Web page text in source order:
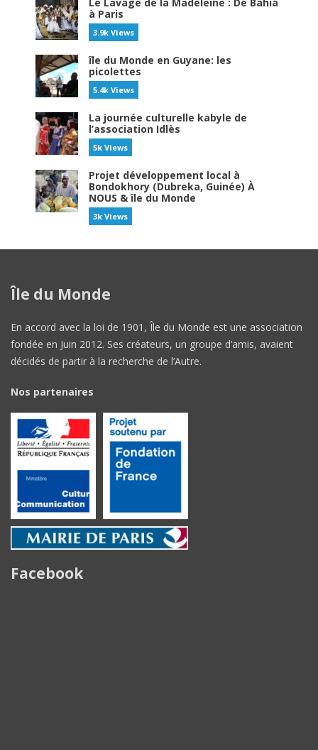
à Paris
3.9k Views
île du Monde en Guyane: les
picolettes
5.4k Views
La journée culturelle kabyle de
l’association Idlès
5k Views
Projet développement local à
Bondokhory (Dubreka, Guinée) À
NOUS & île du Monde
3k Views
Île du Monde
En accord avec la loi de 1901, Île du Monde est une association
fondée en Juin 2012. Ses créateurs, un groupe d’amis, avaient
décidés de partir à la recherche de l’Autre.
Nos partenaires
Facebook